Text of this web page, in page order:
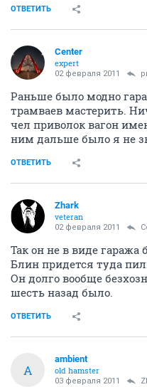
ОТВЕТИТЬ
Center
expert
02 февраля 2011
Раньше было модно
трамваев мастерить.
чел приволок вагон
ним дальше было я не
ОТВЕТИТЬ
Zhark
veteran
02 февраля 2011
Так он не в виде гаража
Блин придется туда
Он долго вообще
шесть назад было.
ОТВЕТИТЬ
A
ambient
old hamster
03 февраля 2011